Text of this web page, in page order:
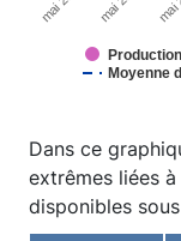
Moyenne
Dans ce
extrêmes liées
disponibles sous